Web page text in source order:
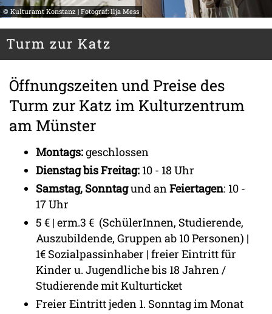
© Kulturamt Konstanz | Fotograf: Ilja Mess
Turm zur Katz
Öffnungszeiten und Preise des
Turm zur Katz im Kulturzentrum
am Münster
Montags:geschlossen
Dienstag bis Freitag: 10 - 18 Uhr
Samstag, Sonntagund anFeiertagen: 10 -
17 Uhr
5 € | erm.3 € (SchülerInnen, Studierende,
Auszubildende, Gruppen ab 10 Personen) |
1€ Sozialpassinhaber | freier Eintritt für
Kinder u. Jugendliche bis 18 Jahren /
Studierende mit Kulturticket
Freier Eintritt jeden 1. Sonntag im Monat